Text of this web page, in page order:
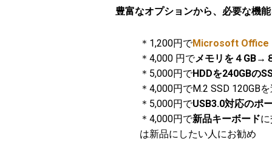
豊富なオプションから、必要な機
＊1,200円でMicrosoft Office
＊4,000 円でメモリを４GB→
＊5,000円でHDDを240GBの
＊4,000円でM.2 SSD 120GB
＊5,000円でUSB3.0対応のポ
＊4,000円で新品キーボード
は新品にしたい人にお勧め